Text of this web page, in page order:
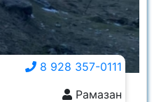
8 928 357-0111
Рамазан